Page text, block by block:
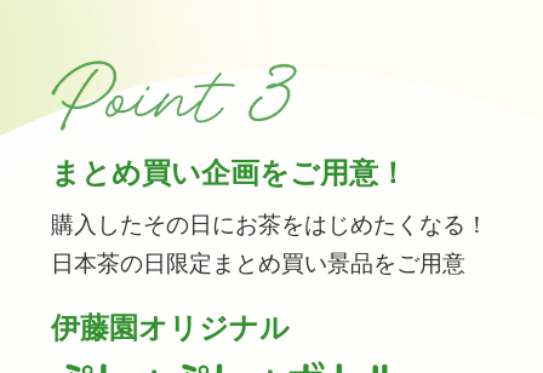
まとめ買い企画をご用意！
購入したその日にお茶をはじめたくなる！
日本茶の日限定まとめ買い景品をご用意
伊藤園オリジナル